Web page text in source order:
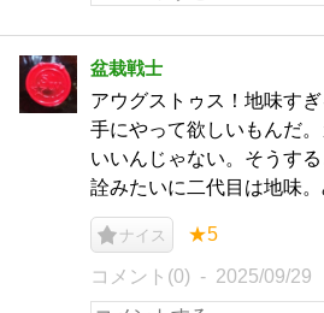
盆栽戦士
アウグストゥス！地味す
手にやって欲しいもんだ
いいんじゃない。そうす
詮みたいに二代目は地味。
ナイス ★5
コメント(0) 2025/09/29